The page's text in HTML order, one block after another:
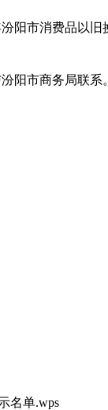
阳市消费品以旧
阳市商务局联系
名单.wps